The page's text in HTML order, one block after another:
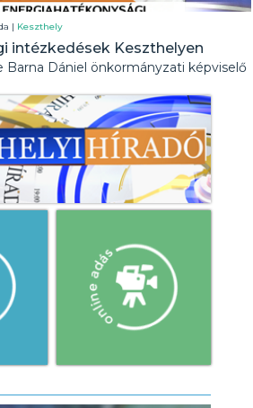
| Keszthely
intézkedések Keszthelyen
Barna Dániel önkormányzati képviselő